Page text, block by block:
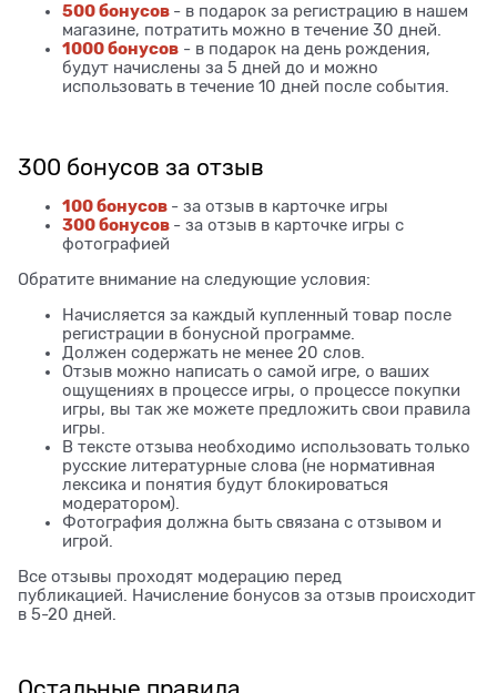
500 бонусов - в подарок за регистрацию в нашем
магазине, потратить можно в течение 30 дней.
1000 бонусов - в подарок на день рождения,
будут начислены за 5 дней до и можно
использовать в течение 10 дней после события.
300 бонусов за отзыв
100 бонусов - за отзыв в карточке игры
300 бонусов - за отзыв в карточке игры с
фотографией
Обратите внимание на следующие условия:
Начисляется за каждый купленный товар после
регистрации в бонусной программе.
Должен содержать не менее 20 слов.
Отзыв можно написать о самой игре, о ваших
ощущениях в процессе игры, о процессе покупки
игры, вы так же можете предложить свои правила
игры.
В тексте отзыва необходимо использовать только
русские литературные слова (не нормативная
лексика и понятия будут блокироваться
модератором).
Фотография должна быть связана с отзывом и
игрой.
Все отзывы проходят модерацию перед
публикацией. Начисление бонусов за отзыв происходит
в 5-20 дней.